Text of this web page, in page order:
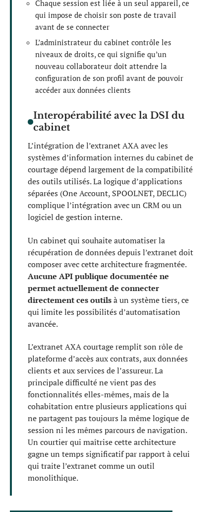
Chaque session est liée à un seul appareil, ce
qui impose de choisir son poste de travail
avant de se connecter
L’administrateur du cabinet contrôle les
niveaux de droits, ce qui signifie qu’un
nouveau collaborateur doit attendre la
configuration de son profil avant de pouvoir
accéder aux données clients
Interopérabilité avec la DSI du
cabinet
L’intégration de l’extranet AXA avec les
systèmes d’information internes du cabinet de
courtage dépend largement de la compatibilité
des outils utilisés. La logique d’applications
séparées (One Account, SPOOLNET, DECLIC)
complique l’intégration avec un CRM ou un
logiciel de gestion interne.
Un cabinet qui souhaite automatiser la
récupération de données depuis l’extranet doit
composer avec cette architecture fragmentée.
Aucune API publique documentée ne
permet actuellement de connecter
directement ces outilsà un système tiers, ce
qui limite les possibilités d’automatisation
avancée.
L’extranet AXA courtage remplit son rôle de
plateforme d’accès aux contrats, aux données
clients et aux services de l’assureur. La
principale difficulté ne vient pas des
fonctionnalités elles-mêmes, mais de la
cohabitation entre plusieurs applications qui
ne partagent pas toujours la même logique de
session ni les mêmes parcours de navigation.
Un courtier qui maîtrise cette architecture
gagne un temps significatif par rapport à celui
qui traite l’extranet comme un outil
monolithique.